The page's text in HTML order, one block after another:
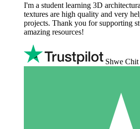
I'm a student learning 3D
textures are high quality and very
projects. Thank you for supporting
amazing resources!
Shwe